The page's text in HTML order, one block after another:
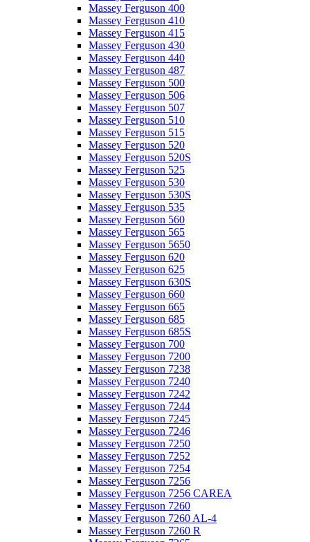
Massey Ferguson 400
Massey Ferguson 410
Massey Ferguson 415
Massey Ferguson 430
Massey Ferguson 440
Massey Ferguson 487
Massey Ferguson 500
Massey Ferguson 506
Massey Ferguson 507
Massey Ferguson 510
Massey Ferguson 515
Massey Ferguson 520
Massey Ferguson 520S
Massey Ferguson 525
Massey Ferguson 530
Massey Ferguson 530S
Massey Ferguson 535
Massey Ferguson 560
Massey Ferguson 565
Massey Ferguson 5650
Massey Ferguson 620
Massey Ferguson 625
Massey Ferguson 630S
Massey Ferguson 660
Massey Ferguson 665
Massey Ferguson 685
Massey Ferguson 685S
Massey Ferguson 700
Massey Ferguson 7200
Massey Ferguson 7238
Massey Ferguson 7240
Massey Ferguson 7242
Massey Ferguson 7244
Massey Ferguson 7245
Massey Ferguson 7246
Massey Ferguson 7250
Massey Ferguson 7252
Massey Ferguson 7254
Massey Ferguson 7256
Massey Ferguson 7256 CAREA
Massey Ferguson 7260
Massey Ferguson 7260 AL-4
Massey Ferguson 7260 R